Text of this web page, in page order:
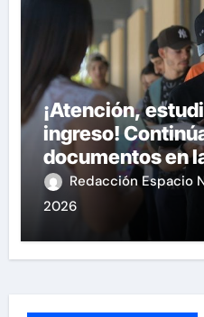
¡Atención,
ingreso!
documentos en
Redacción Espacio
2026